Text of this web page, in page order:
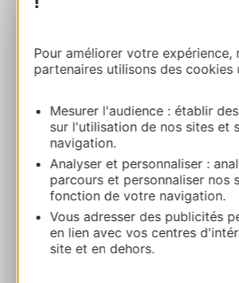
Pour améliorer votre expérience,
partenaires utilisons des cookies
Mesurer l'audience : établir
sur l'utilisation de nos sites et
navigation.
Analyser et personnaliser :
parcours et personnaliser nos
fonction de votre navigation.
Vous adresser des publicités
en lien avec vos centres
site et en dehors.
06 38 17 46 64
E-mail
Facebook